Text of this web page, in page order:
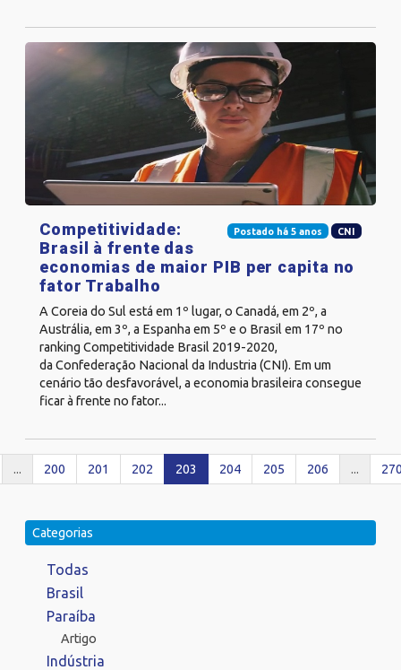
Postado há 5 anos CNI
Competitividade:
Brasil à frente das
economias de maior PIB per capita no
fator Trabalho
A Coreia do Sul está em 1º lugar, o Canadá, em 2º, a
Austrália, em 3º, a Espanha em 5º e o Brasil em 17º no
ranking Competitividade Brasil 2019-2020,
da Confederação Nacional da Industria (CNI). Em um
cenário tão desfavorável, a economia brasileira consegue
ficar à frente no fator...
... 200 201 202 203 204 205 206 ...
Categorias
Todas
Brasil
Paraíba
Artigo
Indústria